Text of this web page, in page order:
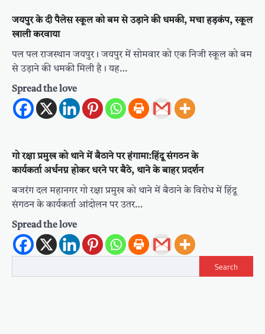
जयपुर के दी पैलेस स्कूल को बम से उड़ाने की धमकी, मचा हड़कंप, स्कूल
खाली करवाया
पल पल राजस्थान जयपुर। जयपुर में सोमवार को एक निजी स्कूल को बम
से उड़ाने की धमकी मिली है। यह…
Spread the love
गो रक्षा प्रमुख को थाने में बैठाने पर हंगामा:हिंदू संगठन के
कार्यकर्ता अर्धनग्न होकर धरने पर बैठे, थाने के बाहर प्रदर्शन
बजरंग दल महानगर गो रक्षा प्रमुख को थाने में बैठाने के विरोध में हिंदू
संगठन के कार्यकर्ता आंदोलन पर उतर…
Spread the love
Search